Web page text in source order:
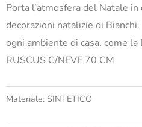
Porta l’atmosfera del Natale
decorazioni natalizie di
ogni ambiente di casa, come
RUSCUS C/NEVE 70 CM
Materiale: SINTETICO